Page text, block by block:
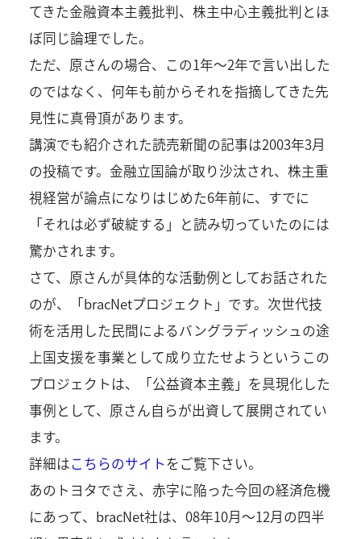
てきた金融資本主義批判、株主中心主義批判とほ
ぼ同じ論理でした。
ただ、原さんの場合、この1年～2年で言い出した
のではなく、何年も前からそれを指摘してきた先
見性に真骨頂があります。
講演でも紹介された読売新聞の記事は2003年3月
の投稿です。金融立国論が取り沙汰され、株主重
視経営が論点になりはじめた6年前に、すでに
「それは必ず破綻する」と読み切っていたのには
驚かされます。
さて、原さんが具体的な活動例としてお話された
のが、「bracNetプロジェクト」です。次世代技
術を活用した民間によるバングラディッシュの途
上国支援を事業として成り立たせようというこの
プロジェクトは、「公益資本主義」を具現化した
事例として、原さん自らが出資して展開されてい
ます。
詳細はこちらのサイトをご覧下さい。
あのトヨタでさえ、赤字に陥った今回の経済危機
にあって、bracNet社は、08年10月～12月の四半